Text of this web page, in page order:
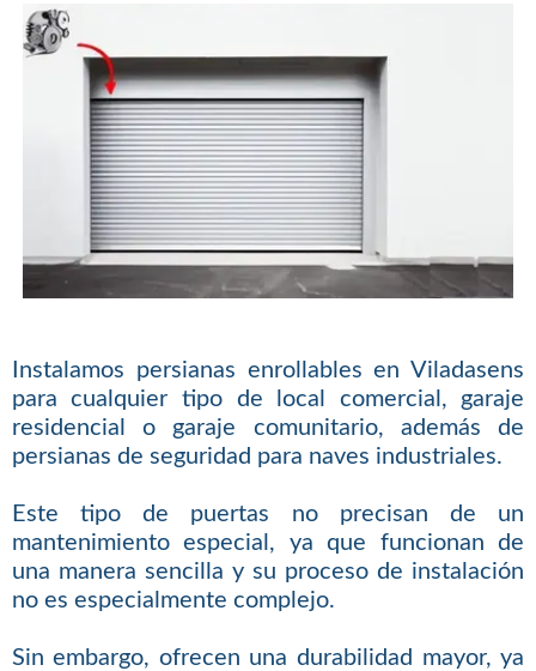
Instalamos persianas enrollables en Viladasens
para cualquier tipo de local comercial, garaje
residencial o garaje comunitario, además de
persianas de seguridad para naves industriales.
Este tipo de puertas no precisan de un
mantenimiento especial, ya que funcionan de
una manera sencilla y su proceso de instalación
no es especialmente complejo.
Sin embargo, ofrecen una durabilidad mayor, ya